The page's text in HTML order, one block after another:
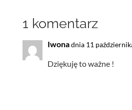
1 komentarz
Iwonadnia 11
Dziękuję to ważne !